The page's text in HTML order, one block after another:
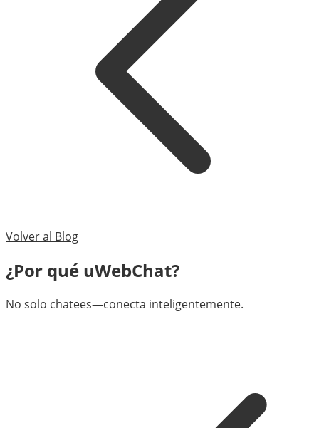
Volver al Blog
¿Por qué uWebChat?
No solo chatees—conecta inteligentemente.